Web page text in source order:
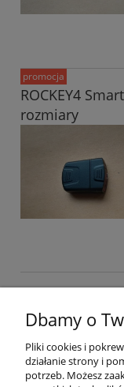
ROCKEY4
rozmiary
promocja
Dbamy o
Pliki cookies i
działanie strony i
potrzeb. Możesz